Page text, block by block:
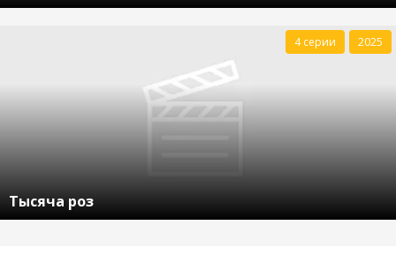
Тысяча роз
4 серии 2025